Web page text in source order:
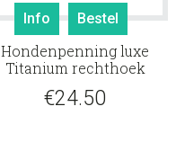
Info Bestel
Hondenpenning luxe
Titanium rechthoek
€24.50